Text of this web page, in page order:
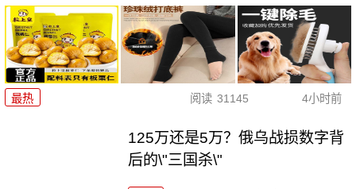
最热 阅读 31145 4小时前
125万还是5万？俄乌战损数字背
后的\"三国杀\"